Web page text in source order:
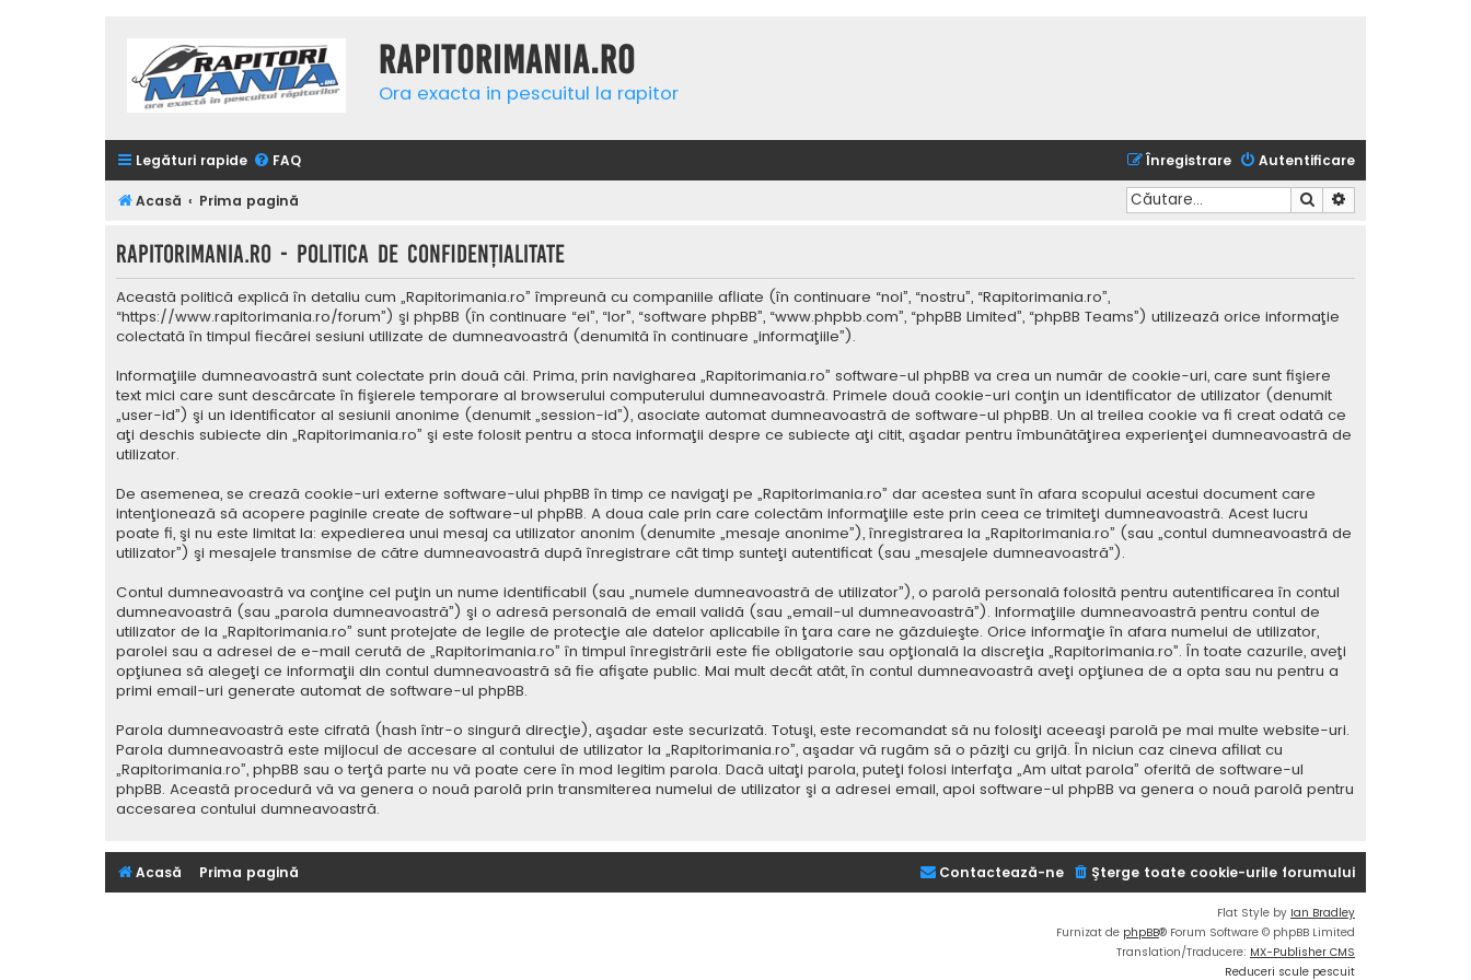
Rapitorimania.ro
Ora exacta in pescuitul la rapitor
Legături rapide FAQ Autentificare
Înregistrare
Acasă Prima pagină Căutare
Rapitorimania.ro - Politica de confidenţialitate
Această politică explică în detaliu cum „Rapitorimania.ro” împreună cu companiile afliate (în continuare “noi”, “nostru”, “Rapitorimania.ro”,
“https://www.rapitorimania.ro/forum”) şi phpBB (în continuare “ei”, “lor”, “software phpBB”, “www.phpbb.com”, “phpBB Limited”, “phpBB Teams”) utilizează orice informaţie
colectată în timpul fiecărei sesiuni utilizate de dumneavoastră (denumită în continuare „informaţiile”).
Informaţiile dumneavoastră sunt colectate prin două căi. Prima, prin navigharea „Rapitorimania.ro” software-ul phpBB va crea un număr de cookie-uri, care sunt fişiere
text mici care sunt descărcate în fişierele temporare al browserului computerului dumneavoastră. Primele două cookie-uri conţin un identificator de utilizator (denumit
„user-id”) şi un identificator al sesiunii anonime (denumit „session-id”), asociate automat dumneavoastră de software-ul phpBB. Un al treilea cookie va fi creat odată ce
aţi deschis subiecte din „Rapitorimania.ro” şi este folosit pentru a stoca informaţii despre ce subiecte aţi citit, aşadar pentru îmbunătăţirea experienţei dumneavoastră de
utilizator.
De asemenea, se crează cookie-uri externe software-ului phpBB în timp ce navigaţi pe „Rapitorimania.ro” dar acestea sunt în afara scopului acestui document care
intenţionează să acopere paginile create de software-ul phpBB. A doua cale prin care colectăm informaţiile este prin ceea ce trimiteţi dumneavoastră. Acest lucru
poate fi, şi nu este limitat la: expedierea unui mesaj ca utilizator anonim (denumite „mesaje anonime”), înregistrarea la „Rapitorimania.ro” (sau „contul dumneavoastră de
utilizator”) şi mesajele transmise de către dumneavoastră după înregistrare cât timp sunteţi autentificat (sau „mesajele dumneavoastră”).
Contul dumneavoastră va conţine cel puţin un nume identificabil (sau „numele dumneavoastră de utilizator”), o parolă personală folosită pentru autentificarea în contul
dumneavoastră (sau „parola dumneavoastră”) şi o adresă personală de email validă (sau „email-ul dumneavoastră”). Informaţiile dumneavoastră pentru contul de
utilizator de la „Rapitorimania.ro” sunt protejate de legile de protecţie ale datelor aplicabile în ţara care ne găzduieşte. Orice informaţie în afara numelui de utilizator,
parolei sau a adresei de e-mail cerută de „Rapitorimania.ro” în timpul înregistrării este fie obligatorie sau opţională la discreţia „Rapitorimania.ro”. În toate cazurile, aveţi
opţiunea să alegeţi ce informaţii din contul dumneavoastră să fie afişate public. Mai mult decât atât, în contul dumneavoastră aveţi opţiunea de a opta sau nu pentru a
primi email-uri generate automat de software-ul phpBB.
Parola dumneavoastră este cifrată (hash într-o singură direcţie), aşadar este securizată. Totuşi, este recomandat să nu folosiţi aceeaşi parolă pe mai multe website-uri.
Parola dumneavoastră este mijlocul de accesare al contului de utilizator la „Rapitorimania.ro”, aşadar vă rugăm să o păziţi cu grijă. În niciun caz cineva afiliat cu
„Rapitorimania.ro”, phpBB sau o terţă parte nu vă poate cere în mod legitim parola. Dacă uitaţi parola, puteţi folosi interfaţa „Am uitat parola” oferită de software-ul
phpBB. Această procedură vă va genera o nouă parolă prin transmiterea numelui de utilizator şi a adresei email, apoi software-ul phpBB va genera o nouă parolă pentru
accesarea contului dumneavoastră.
Acasă Prima pagină Şterge toate cookie-urile forumului
Contactează-ne
Flat Style by Ian Bradley
Furnizat de phpBB® Forum Software © phpBB Limited
Translation/Traducere: MX-Publisher CMS
Reduceri scule pescuit